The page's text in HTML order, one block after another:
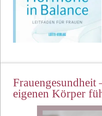
eigenen Körper